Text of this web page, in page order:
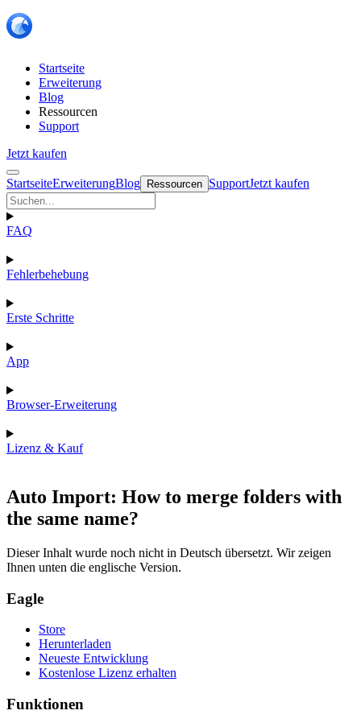
Startseite
Erweiterung
Blog
Ressourcen
Support
Jetzt kaufen
StartseiteErweiterungBlog Ressourcen SupportJetzt kaufen
FAQ
Fehlerbehebung
Erste Schritte
App
Browser-Erweiterung
Lizenz & Kauf
Auto Import: How to merge folders with
the same name?
Dieser Inhalt wurde noch nicht in Deutsch übersetzt. Wir zeigen
Ihnen unten die englische Version.
Eagle
Store
Herunterladen
Neueste Entwicklung
Kostenlose Lizenz erhalten
Funktionen